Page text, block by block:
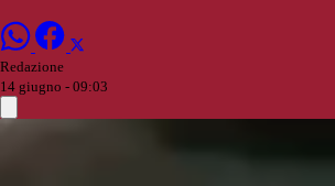
Redazione
14 giugno - 09:03